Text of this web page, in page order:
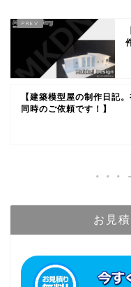
【建築模型屋の制作日記
同時のご依頼です！】
お見